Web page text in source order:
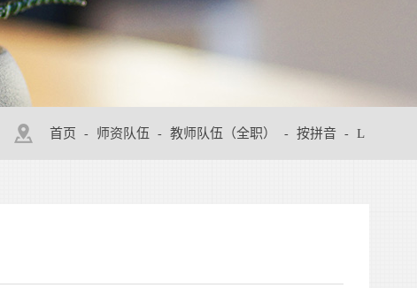
首页 - 师资队伍 - 教师队伍（全职） - 按拼音 - L